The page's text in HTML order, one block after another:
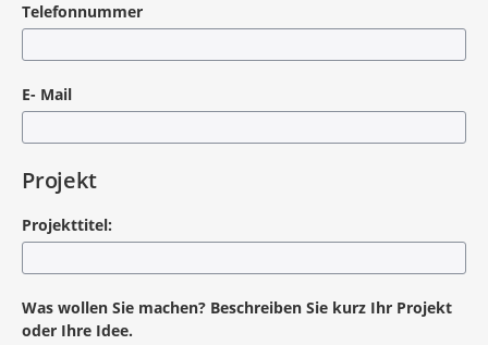
Telefonnummer
E- Mail
Projekt
Projekttitel:
Was wollen Sie machen? Beschreiben Sie kurz Ihr Projekt
oder Ihre Idee.